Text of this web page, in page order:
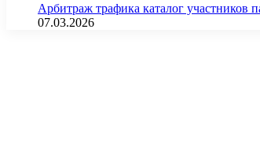
Арбитраж трафика каталог
07.03.2026